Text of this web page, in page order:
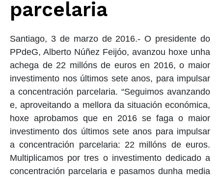
parcelaria
Santiago, 3 de marzo de 2016.- O presidente do
PPdeG, Alberto Núñez Feijóo, avanzou hoxe unha
achega de 22 millóns de euros en 2016, o maior
investimento nos últimos sete anos, para impulsar
a concentración parcelaria. “Seguimos avanzando
e, aproveitando a mellora da situación económica,
hoxe aprobamos que en 2016 se faga o maior
investimento dos últimos sete anos para impulsar
a concentración parcelaria: 22 millóns de euros.
Multiplicamos por tres o investimento dedicado a
concentración parcelaria e pasamos dunha media